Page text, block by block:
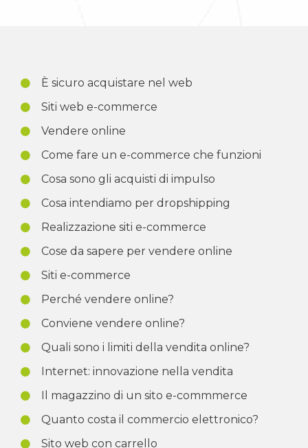
È sicuro acquistare nel web
Siti web e-commerce
Vendere online
Come fare un e-commerce che funzioni
Cosa sono gli acquisti di impulso
Cosa intendiamo per dropshipping
Realizzazione siti e-commerce
Cose da sapere per vendere online
Siti e-commerce
Perché vendere online?
Conviene vendere online?
Quali sono i limiti della vendita online?
Internet: innovazione nella vendita
Il magazzino di un sito e-commmerce
Quanto costa il commercio elettronico?
Sito web con carrello